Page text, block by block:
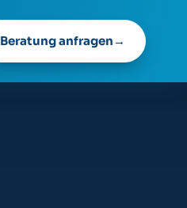
Beratung anfragen